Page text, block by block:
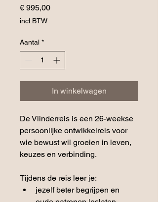
€ 995,00Prijs
incl.BTW
Aantal *
In winkelwagen
De Vlinderreis is een 26-weekse
persoonlijke ontwikkelreis voor
wie bewust wil groeien in leven,
keuzes en verbinding.
Tijdens de reis leer je:
jezelf beter begrijpen en